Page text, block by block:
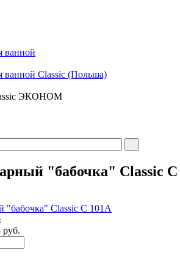
ванной
ванной Classic (Польша)
ЭКОНОМ
"бабочка" Classic С
руб.